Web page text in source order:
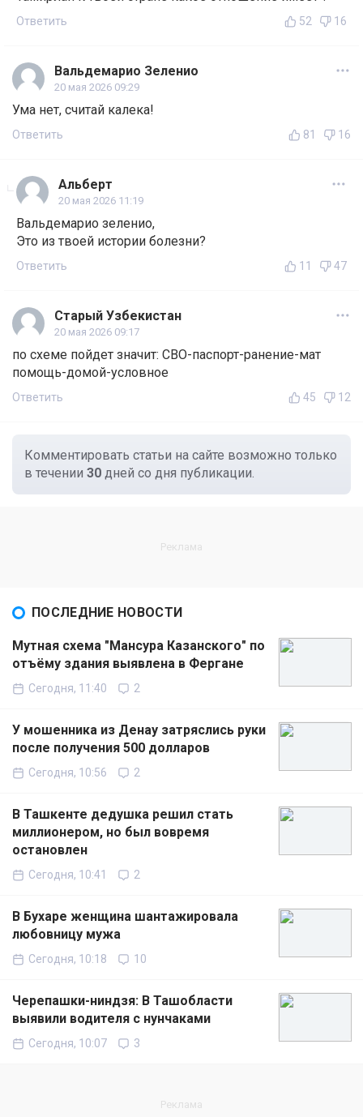
Ответить 52 16
Вальдемарио Зеленио
20 мая 2026 09:29
Ума нет, считай калека!
Ответить 81 16
Альберт
20 мая 2026 11:19
Вальдемарио зеленио,
Это из твоей истории болезни?
Ответить 11 47
Старый Узбекистан
20 мая 2026 09:17
по схеме пойдет значит: СВО-паспорт-ранение-мат
помощь-домой-условное
Ответить 45 12
Комментировать статьи на сайте возможно только
в течении 30 дней со дня публикации.
ПОСЛЕДНИЕ НОВОСТИ
Мутная схема "Мансура Казанского" по
отъёму здания выявлена в Фергане
Сегодня, 11:40 2
У мошенника из Денау затряслись руки
после получения 500 долларов
Сегодня, 10:56 2
В Ташкенте дедушка решил стать
миллионером, но был вовремя
остановлен
Сегодня, 10:41 2
В Бухаре женщина шантажировала
любовницу мужа
Сегодня, 10:18 10
Черепашки-ниндзя: В Ташобласти
выявили водителя с нунчаками
Сегодня, 10:07 3